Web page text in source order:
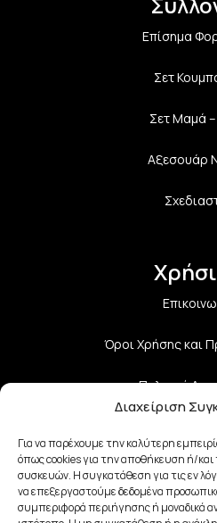
Διαχείριση
Για να παρέχουμε την καλύτερη
όπως cookies για την αποθήκευση ή/
συσκευών. Η συγκατάθεση για τις εν
να επεξεργαστούμε δεδομένα
συμπεριφορά περιήγησης ή μοναδικά
Επίσημα
Σετ
Σετ Μαμά
Αξεσουάρ
Όροι Χρήσης και
Πολιτική
Τρόποι
Τρόποι